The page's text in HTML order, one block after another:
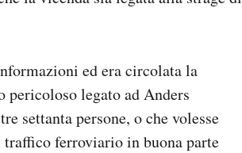
ed era circolata la
pericoloso legato ad Anders
settanta persone, o che volesse
ferroviario in buona parte